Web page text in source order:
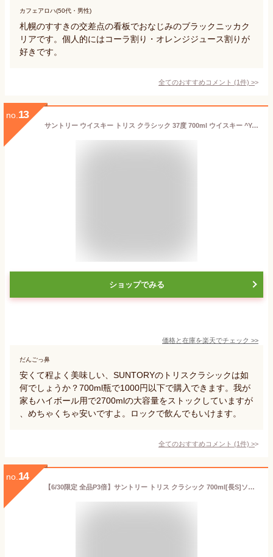
カフェアロハ(50代・男性)
札幌のすすきの交差点の看板でおなじみのブラックニッカク
リアです。個人的にはコーラ割り・オレンジジュース割りが
好きです。
全てのおすすめコメント (1件) >
no. 13
サントリー ウイスキー トリス クラシック 37度 700ml ウイスキー ^YASTTCJ0^
ショップでみる
価格と在庫を楽天でチェック >>
だんごっ鼻
安くて程よく美味しい、SUNTORYのトリスクラシックは如
何でしょうか？700ml瓶で1000円以下で購入できます。我が
家もハイボール用で2700mlの大容量をストックしていますが
、めちゃくちゃ安いですよ。ロックで飲んでもいけます。
全てのおすすめコメント (1件) >
no. 14
【6/30限定 全品P3倍】サントリー トリス クラシック 700ml[長S]ソーダで割ってトリスハイボール♪ [ウイスキー][ウィスキー]japanese whisky